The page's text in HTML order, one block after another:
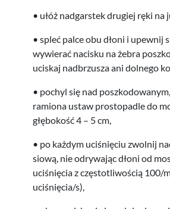
• ułóż nadgarstek drugiej ręki na
• spleć palce obu dłoni i upewnij
wywierać nacisku na żebra
uciskaj nad­brzusza ani dol­nego
• pochyl się nad
ramiona ustaw prostopa­dle do
głębokość4 – 5cm,
• po każdym uciśnię­ciu zwol­nij
siową, nie odry­wa­jąc dłoni od
uciśnię­cia z częs­totli­woś­cią 100/​
uciśnięcia/​s),